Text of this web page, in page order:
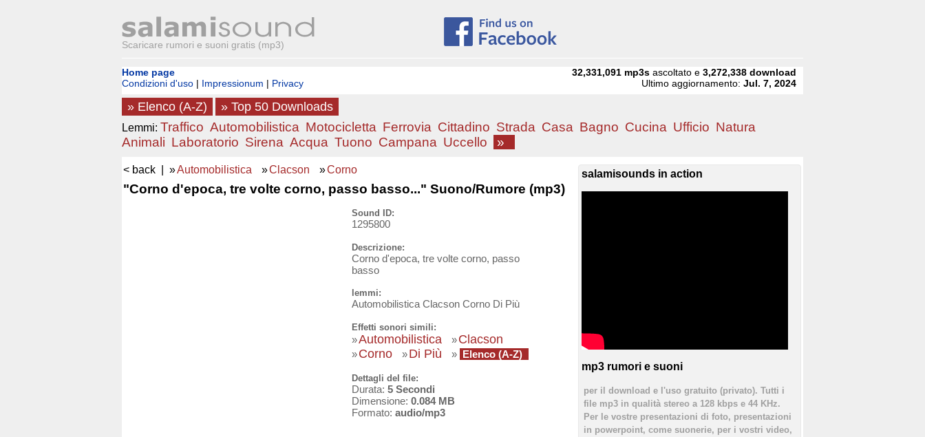
Scaricare rumori e suoni gratis (mp3)
Home page
Condizioni d'uso | Impressionum | Privacy
32,331,091 mp3s ascoltato e3,272,338 download
Ultimo aggiornamento:Jul. 7, 2024
» Elenco (A-Z) » Top 50 Downloads
Lemmi: Traffico Automobilistica Motocicletta Ferrovia Cittadino Strada Casa Bagno Cucina Ufficio Natura
Animali Laboratorio Sirena Acqua Tuono Campana Uccello »
< back | »Automobilistica »Clacson »Corno
"Corno d'epoca, tre volte corno, passo basso..." Suono/Rumore (mp3)
Sound ID:
1295800
Descrizione:
Corno d'epoca, tre volte corno, passo
basso
lemmi:
Automobilistica Clacson Corno Di Più
Effetti sonori simili:
»Automobilistica »Clacson
»Corno »Di Più » Elenco (A-Z)
Dettagli del file:
Durata: 5 Secondi
Dimensione: 0.084 MB
Formato: audio/mp3
salamisounds in action
mp3 rumori e suoni
per il download e l'uso gratuito (privato). Tutti i
file mp3 in qualità stereo a 128 kbps e 44 KHz.
Per le vostre presentazioni di foto, presentazioni
in powerpoint, come suonerie, per i vostri video,